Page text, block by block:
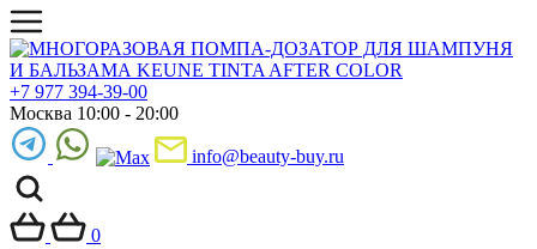
+7 977 394-39-00
Москва 10:00 - 20:00
info@beauty-buy.ru
0